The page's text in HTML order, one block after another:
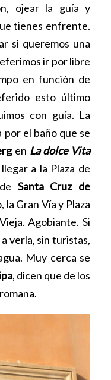
ojear la guía y
tienes enfrente.
si queremos una
ir por libre
en función de
esto último
con guía. La
por el baño que se
en La dolce Vita
a la Plaza de
Santa Cruz de
la Gran Vía y Plaza
Agobiante. Si
verla, sin turistas,
Muy cerca se
, dicen que de los